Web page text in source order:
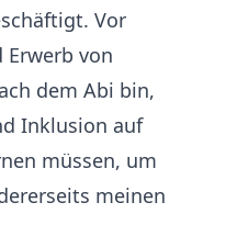
Vor
von
dem Abi bin,
Inklusion auf
müssen, um
meinen